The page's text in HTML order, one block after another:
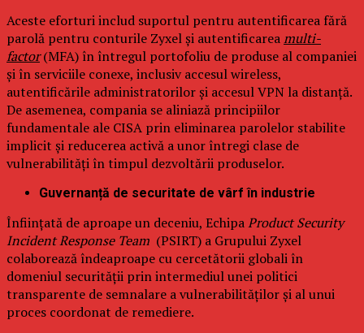
Aceste eforturi includ suportul pentru autentificarea fără
parolă pentru conturile Zyxel și autentificareamulti-
factor(MFA) în întregul portofoliu de produse al companiei
și în serviciile conexe, inclusiv accesul wireless,
autentificările administratorilor și accesul VPN la distanță.
De asemenea, compania se aliniază principiilor
fundamentale ale CISA prin eliminarea parolelor stabilite
implicit și reducerea activă a unor întregi clase de
vulnerabilități în timpul dezvoltării produselor.
Guvernanță de securitate de vârf în industrie
Înființată de aproape un deceniu, EchipaProduct Security
Incident Response Team (PSIRT) a Grupului Zyxel
colaborează îndeaproape cu cercetătorii globali în
domeniul securității prin intermediul unei politici
transparente de semnalare a vulnerabilităților și al unui
proces coordonat de remediere.